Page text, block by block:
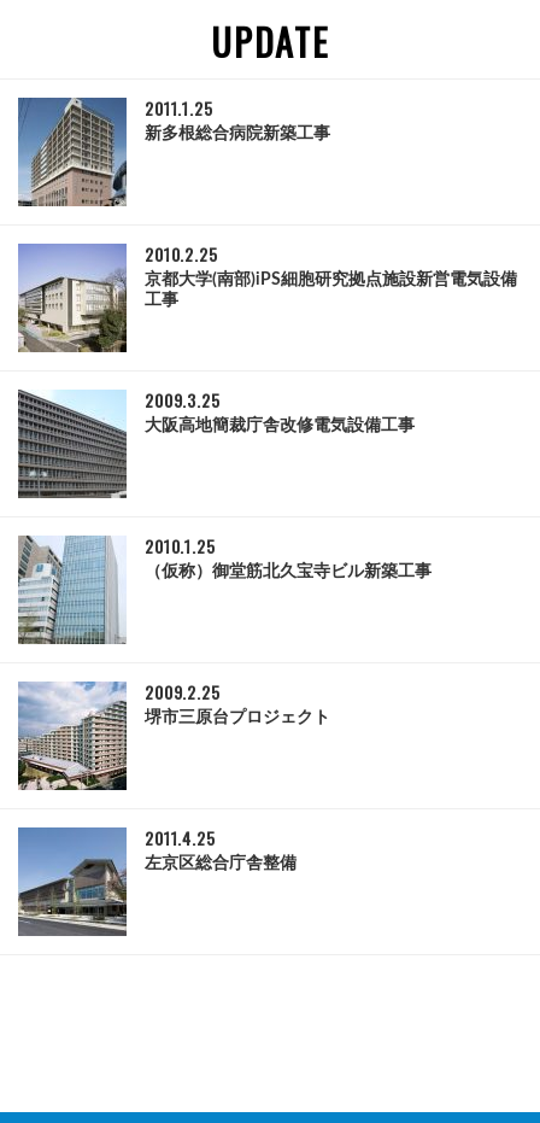
UPDATE
2011.1.25
新多根総合病院新築工事
2010.2.25
京都大学(南部)iPS細胞研究拠点施設新営電気設備
工事
2009.3.25
大阪高地簡裁庁舎改修電気設備工事
2010.1.25
（仮称）御堂筋北久宝寺ビル新築工事
2009.2.25
堺市三原台プロジェクト
2011.4.25
左京区総合庁舎整備